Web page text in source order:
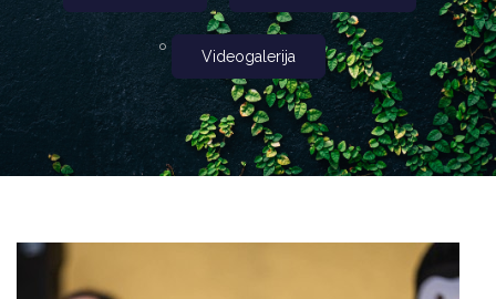
Videogalerija